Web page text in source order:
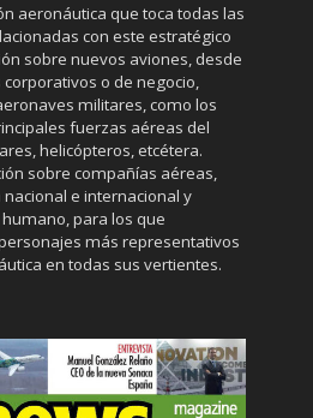
aeronáutica que toca todas las
con este estratégico
sobre nuevos aviones, desde
o de negocio,
militares, como los
fuerzas aéreas del
helicópteros, etcétera.
sobre compañías aéreas,
e internacional y
para los que
más representativos
en todas sus vertientes.